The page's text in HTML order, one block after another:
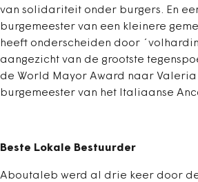
van solidariteit onder burgers. En
burgemeester van een kleinere
heeft onderscheiden door
aangezicht van de grootste
de World Mayor Award naar
burgemeester van het Italiaanse
Beste Lokale Bestuurder
Aboutaleb werd al drie keer door